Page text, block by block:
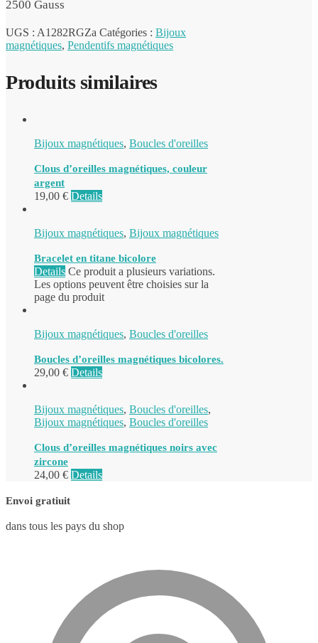
2500 Gauss
UGS : A1282RGZa Catégories : Bijoux
magnétiques, Pendentifs magnétiques
Produits similaires
Bijoux magnétiques, Boucles d'oreilles
Clous d’oreilles magnétiques, couleur
argent
19,00 € Details
Bijoux magnétiques, Bijoux magnétiques
Bracelet en titane bicolore
Details Ce produit a plusieurs variations.
Les options peuvent être choisies sur la
page du produit
Bijoux magnétiques, Boucles d'oreilles
Boucles d’oreilles magnétiques bicolores.
29,00 € Details
Bijoux magnétiques, Boucles d'oreilles,
Bijoux magnétiques, Boucles d'oreilles
Clous d’oreilles magnétiques noirs avec
zircone
24,00 € Details
Envoi gratiuit
dans tous les pays du shop